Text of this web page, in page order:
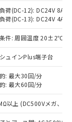
荷(DC-12): DC24V 8A/
荷(DC-13): DC24V 4A/
件: 周囲温度 20±2℃、
ュインPlus端子台
: 最大30回/分
: 最大60回/分
以上 (DC500Vメガ、点
事業取扱
準価格
もので
品もある
結果は、
社内デー
あり、閲
および標
物質）の
認中の
で、有
として
などや
下、 カド
ビフェニル
RoHSの
RoHSの
。
へお問
カドミウ
ち、外国
る商品
を輸出
は、日本
取引許
続きを